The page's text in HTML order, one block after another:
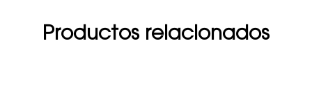
Productos relacionados